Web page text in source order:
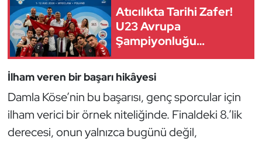
Atıcılıkta Tarihi Zafer!
U23 Avrupa
Şampiyonluğu
Türkiye'nin
İlham veren bir başarı hikâyesi
Damla Köse’nin bu başarısı, genç sporcular için
ilham verici bir örnek niteliğinde. Finaldeki 8.’lik
derecesi, onun yalnızca bugünü değil,
Modern Pentatlon
Motor Sporları
Muay Thai
Okçuluk
Optimist